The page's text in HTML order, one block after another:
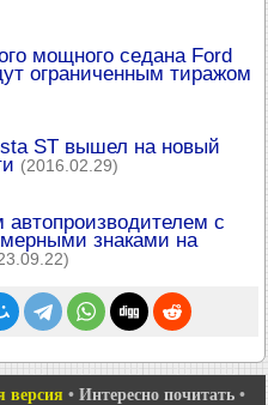
мощного седана Ford
ограниченным тиражом
ST вышел на новый
(2016.02.29)
с
знаками на
версия • Интересно почитать •